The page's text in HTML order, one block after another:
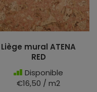
Liège mural ATENA
RED
Disponible
€16,50 / m2